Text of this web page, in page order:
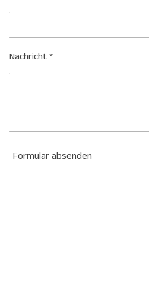
Nachricht *
Formular absenden